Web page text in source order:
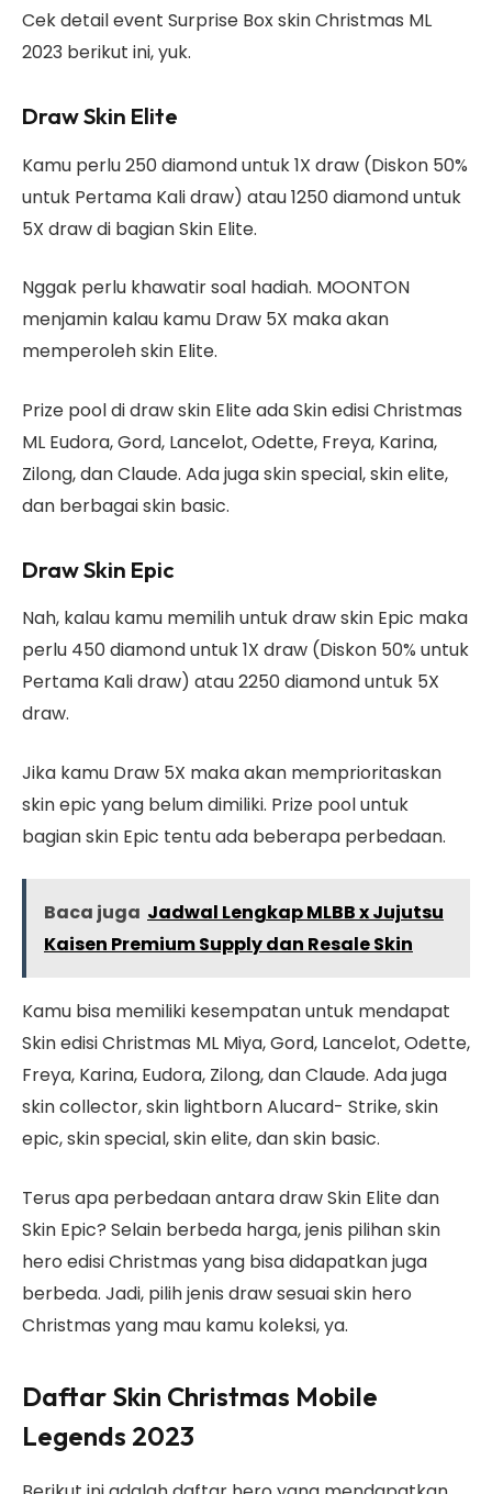
Cek detail event Surprise Box skin Christmas ML
2023 berikut ini, yuk.
Draw Skin Elite
Kamu perlu 250 diamond untuk 1X draw (Diskon 50%
untuk Pertama Kali draw) atau 1250 diamond untuk
5X draw di bagian Skin Elite.
Nggak perlu khawatir soal hadiah. MOONTON
menjamin kalau kamu Draw 5X maka akan
memperoleh skin Elite.
Prize pool di draw skin Elite ada Skin edisi Christmas
ML Eudora, Gord, Lancelot, Odette, Freya, Karina,
Zilong, dan Claude. Ada juga skin special, skin elite,
dan berbagai skin basic.
Draw Skin Epic
Nah, kalau kamu memilih untuk draw skin Epic maka
perlu 450 diamond untuk 1X draw (Diskon 50% untuk
Pertama Kali draw) atau 2250 diamond untuk 5X
draw.
Jika kamu Draw 5X maka akan memprioritaskan
skin epic yang belum dimiliki. Prize pool untuk
bagian skin Epic tentu ada beberapa perbedaan.
Baca juga Jadwal Lengkap MLBB x Jujutsu
Kaisen Premium Supply dan Resale Skin
Kamu bisa memiliki kesempatan untuk mendapat
Skin edisi Christmas ML Miya, Gord, Lancelot, Odette,
Freya, Karina, Eudora, Zilong, dan Claude. Ada juga
skin collector, skin lightborn Alucard- Strike, skin
epic, skin special, skin elite, dan skin basic.
Terus apa perbedaan antara draw Skin Elite dan
Skin Epic? Selain berbeda harga, jenis pilihan skin
hero edisi Christmas yang bisa didapatkan juga
berbeda. Jadi, pilih jenis draw sesuai skin hero
Christmas yang mau kamu koleksi, ya.
Daftar Skin Christmas Mobile
Legends 2023